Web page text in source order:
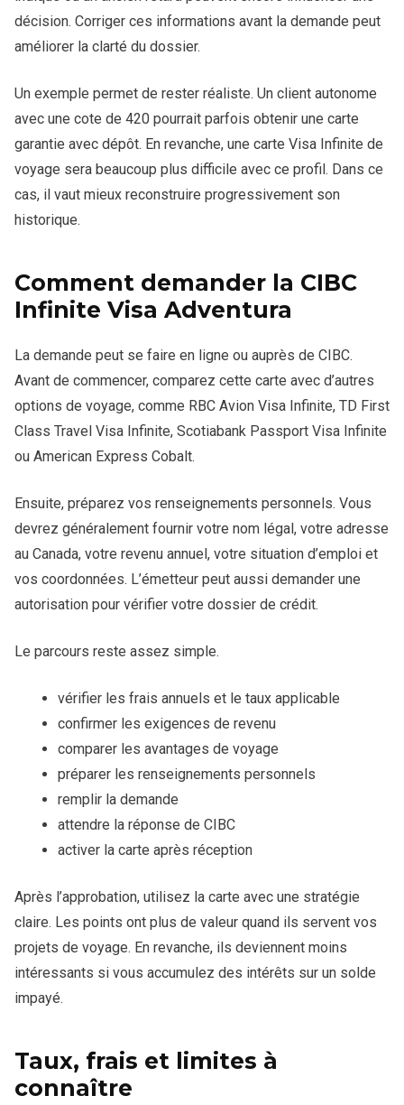
décision. Corriger ces informations avant la demande peut
améliorer la clarté du dossier.
Un exemple permet de rester réaliste. Un client autonome
avec une cote de 420 pourrait parfois obtenir une carte
garantie avec dépôt. En revanche, une carte Visa Infinite de
voyage sera beaucoup plus difficile avec ce profil. Dans ce
cas, il vaut mieux reconstruire progressivement son
historique.
Comment demander la CIBC
Infinite Visa Adventura
La demande peut se faire en ligne ou auprès de CIBC.
Avant de commencer, comparez cette carte avec d’autres
options de voyage, comme RBC Avion Visa Infinite, TD First
Class Travel Visa Infinite, Scotiabank Passport Visa Infinite
ou American Express Cobalt.
Ensuite, préparez vos renseignements personnels. Vous
devrez généralement fournir votre nom légal, votre adresse
au Canada, votre revenu annuel, votre situation d’emploi et
vos coordonnées. L’émetteur peut aussi demander une
autorisation pour vérifier votre dossier de crédit.
Le parcours reste assez simple.
vérifier les frais annuels et le taux applicable
confirmer les exigences de revenu
comparer les avantages de voyage
préparer les renseignements personnels
remplir la demande
attendre la réponse de CIBC
activer la carte après réception
Après l’approbation, utilisez la carte avec une stratégie
claire. Les points ont plus de valeur quand ils servent vos
projets de voyage. En revanche, ils deviennent moins
intéressants si vous accumulez des intérêts sur un solde
impayé.
Taux, frais et limites à
connaître